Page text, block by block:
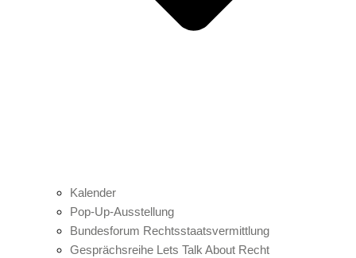
Kalender
Pop-Up-Ausstellung
Bundesforum Rechtsstaatsvermittlung
Gesprächsreihe Lets Talk About Recht